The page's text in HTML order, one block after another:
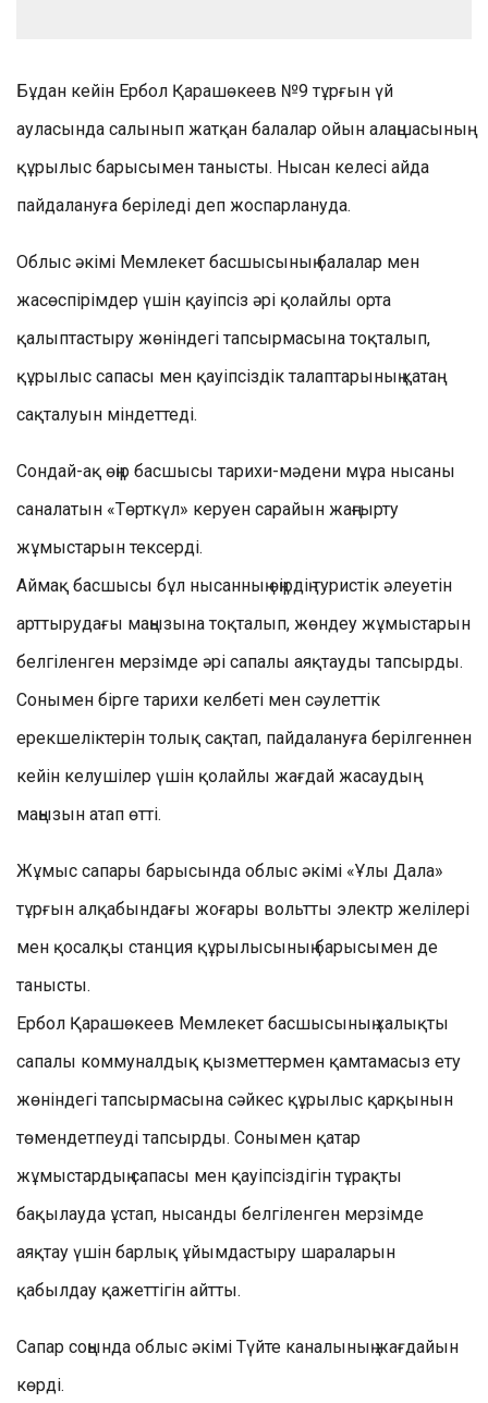
Бұдан кейін Ербол Қарашөкеев №9 тұрғын үй
ауласында салынып жатқан балалар ойын алаңшасының
құрылыс барысымен танысты. Нысан келесі айда
пайдалануға беріледі деп жоспарлануда.
Облыс әкімі Мемлекет басшысының балалар мен
жасөспірімдер үшін қауіпсіз әрі қолайлы орта
қалыптастыру жөніндегі тапсырмасына тоқталып,
құрылыс сапасы мен қауіпсіздік талаптарының қатаң
сақталуын міндеттеді.
Сондай-ақ өңір басшысы тарихи-мәдени мұра нысаны
саналатын «Төрткүл» керуен сарайын жаңғырту
жұмыстарын тексерді.
Аймақ басшысы бұл нысанның өңірдің туристік әлеуетін
арттырудағы маңызына тоқталып, жөндеу жұмыстарын
белгіленген мерзімде әрі сапалы аяқтауды тапсырды.
Сонымен бірге тарихи келбеті мен сәулеттік
ерекшеліктерін толық сақтап, пайдалануға берілгеннен
кейін келушілер үшін қолайлы жағдай жасаудың
маңызын атап өтті.
Жұмыс сапары барысында облыс әкімі «Ұлы Дала»
тұрғын алқабындағы жоғары вольтты электр желілері
мен қосалқы станция құрылысының барысымен де
танысты.
Ербол Қарашөкеев Мемлекет басшысының халықты
сапалы коммуналдық қызметтермен қамтамасыз ету
жөніндегі тапсырмасына сәйкес құрылыс қарқынын
төмендетпеуді тапсырды. Сонымен қатар
жұмыстардың сапасы мен қауіпсіздігін тұрақты
бақылауда ұстап, нысанды белгіленген мерзімде
аяқтау үшін барлық ұйымдастыру шараларын
қабылдау қажеттігін айтты.
Сапар соңында облыс әкімі Түйте каналының жағдайын
көрді.